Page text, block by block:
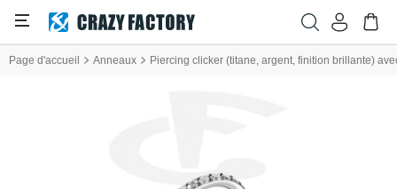
Page d'accueil Anneaux Piercing clicker (titane, argent, finition brillante)